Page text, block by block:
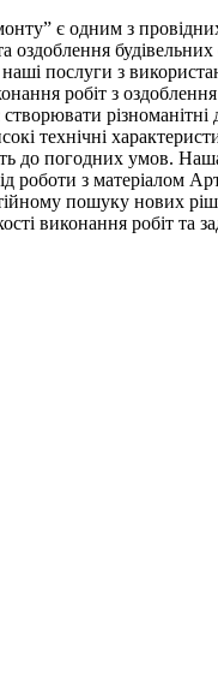
є одним з
оздоблення будівельних
послуги з
робіт з оздоблення
різноманітні
технічні
до погодних умов.
роботи з матеріалом
пошуку нових
виконання робіт та